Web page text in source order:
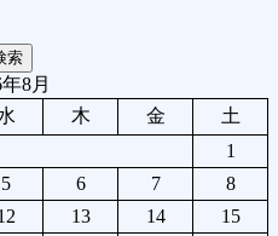
索
8月
木 金
土
1
5 6 7
8
13 14
15